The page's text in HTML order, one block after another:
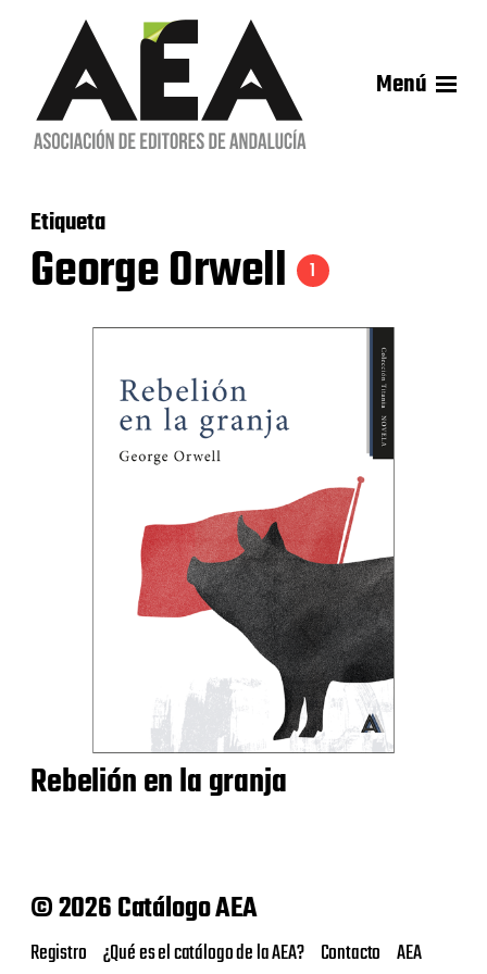
Menú
Etiqueta
George Orwell 1
Rebelión en la granja
© 2026 Catálogo AEA
Registro ¿Qué es el catálogo de la AEA? Contacto AEA